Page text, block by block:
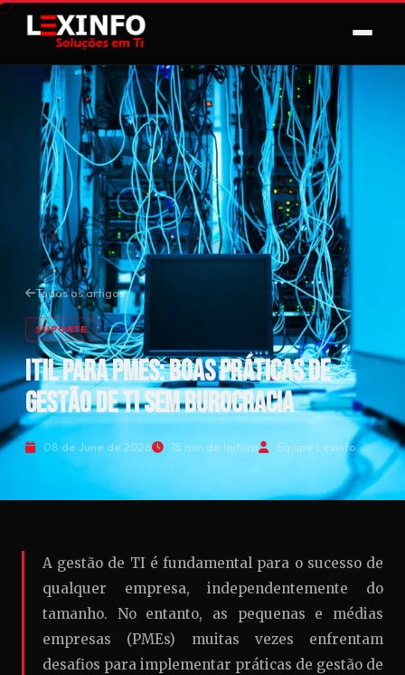
Todos os artigos
SUPORTE
ITIL para PMEs: boas práticas de
gestão de TI sem burocracia
08 de June de 2026 15 min de leitura Equipe Lexinfo
A gestão de TI é fundamental para o sucesso de
qualquer empresa, independentemente do
tamanho. No entanto, as pequenas e médias
empresas (PMEs) muitas vezes enfrentam
desafios para implementar práticas de gestão de